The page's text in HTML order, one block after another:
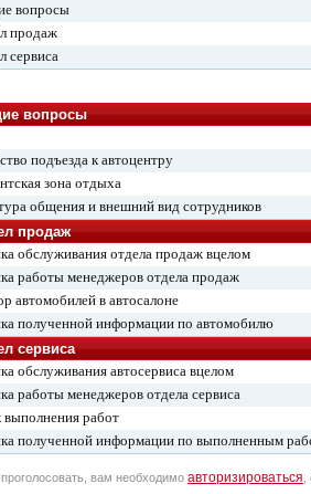
вопросы
продаж
сервиса
вопросы
подъезда к автоцентру
зона отдыха
общения и внешний вид сотрудников
продаж
обслуживания отдела продаж вцелом
работы менеджеров отдела продаж
автомобилей в автосалоне
полученной информации по автомобилю
сервиса
обслуживания автосервиса вцелом
работы менеджеров отдела сервиса
работ
полученной информации по выполненным
вам необходимо авторизироваться